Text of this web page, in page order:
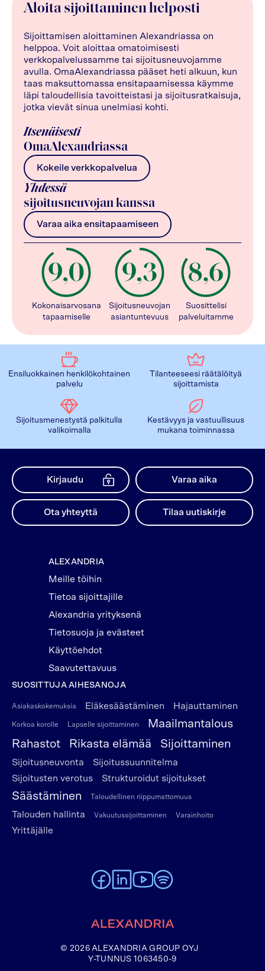
Aloita sijoittaminen helposti
Sijoittamisen aloittaminen Alexandriassa on
helppoa. Voit aloittaa omatoimisesti
verkkopalvelussamme tai sijoitusneuvojamme
avulla. OmaAlexandriassa pääset heti alkuun, kun
taas maksuttomassa ensitapaamisessa käymme
läpi taloudellisia tavoitteistasi ja sijoitusratkaisuja,
jotka vievät sinua unelmiasi kohti.
Itsenäisesti
OmaAlexandriassa
Kokeile verkkopalvelua
Yhdessä
sijoitusneuvojan kanssa
Varaa aika ensitapaamiseen
Kokonaisarvosana
tapaamiselle
Sijoitusneuvojan
asiantuntevuus
Suosittelisi
palveluitamme
Ensiluokkainen henkilökohtainen
palvelu
Tilanteeseesi räätälöityä
sijoittamista
Sijoitusmenestystä palkitulla
valikoimalla
Kestävyys ja vastuullisuus
mukana toiminnassa
Kirjaudu Varaa aika
Ota yhteyttä Tilaa uutiskirje
ALEXANDRIA
Meille töihin
Tietoa sijoittajille
Alexandria yrityksenä
Tietosuoja ja evästeet
Käyttöehdot
Saavutettavuus
SUOSITTUJA AIHESANOJA
Asiakaskokemuksia Eläkesäästäminen Hajauttaminen
Korkoa korolle Lapselle sijoittaminen
Maailmantalous
Rahastot
Rikasta elämää Sijoittaminen
Sijoitusneuvonta
Sijoitussuunnitelma
Sijoitusten verotus
Strukturoidut sijoitukset
Säästäminen Taloudellinen riippumattomuus
Talouden hallinta Vakuutussijoittaminen Varainhoito
Yrittäjälle
© 2026 ALEXANDRIA GROUP OYJ
Y-TUNNUS 1063450-9
To Alexandria Facebook page
To Alexandria LinkedIn page
To Alexandria Youtube page
To Alexandria Spotify